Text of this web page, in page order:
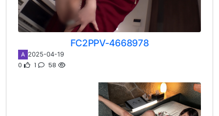
FC2PPV-4668978
A 2025-04-19
0 1 58